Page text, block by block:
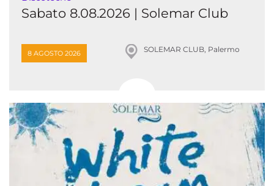
Sabato 8.08.2026 | Solemar Club
8 AGOSTO 2026 SOLEMAR CLUB, Palermo